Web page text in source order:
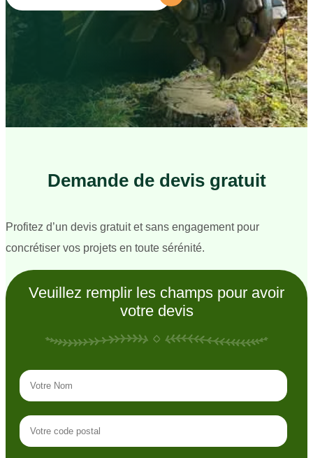
Demande de devis gratuit
Profitez d’un devis gratuit et sans engagement pour
concrétiser vos projets en toute sérénité.
Veuillez remplir les champs pour avoir
votre devis